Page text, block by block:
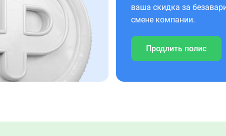
ваша скидка за
смене компании.
Продлить полис